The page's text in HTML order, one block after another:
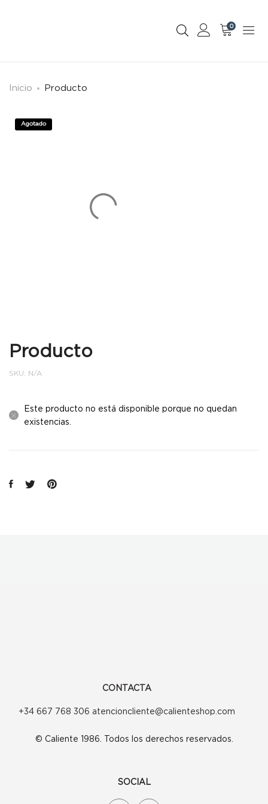
0
Inicio Producto
Agotado
Producto
SKU: N/A
Este producto no está disponible porque no quedan
existencias.
CONTACTA
+34 667 768 306 atencioncliente@calienteshop.com
© Caliente 1986. Todos los derechos reservados.
SOCIAL